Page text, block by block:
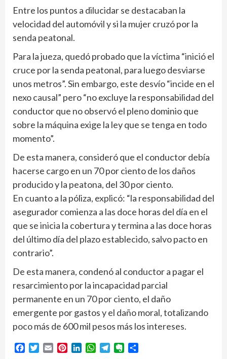
Entre los puntos a dilucidar se destacaban la
velocidad del automóvil y si la mujer cruzó por la
senda peatonal.
Para la jueza, quedó probado que la víctima “inició el
cruce por la senda peatonal, para luego desviarse
unos metros”. Sin embargo, este desvío “incide en el
nexo causal” pero “no excluye la responsabilidad del
conductor que no observó el pleno dominio que
sobre la máquina exige la ley que se tenga en todo
momento”.
De esta manera, consideró que el conductor debía
hacerse cargo en un 70 por ciento de los daños
producido y la peatona, del 30 por ciento.
En cuanto a la póliza, explicó: “la responsabilidad del
asegurador comienza a las doce horas del día en el
que se inicia la cobertura y termina a las doce horas
del último día del plazo establecido, salvo pacto en
contrario”.
De esta manera, condenó al conductor a pagar el
resarcimiento por la incapacidad parcial
permanente en un 70 por ciento, el daño
emergente por gastos y el daño moral, totalizando
poco más de 600 mil pesos más los intereses.
Facebook
Twitter
Email PinterestLinkedInWhatsApp
TelegramEvernote